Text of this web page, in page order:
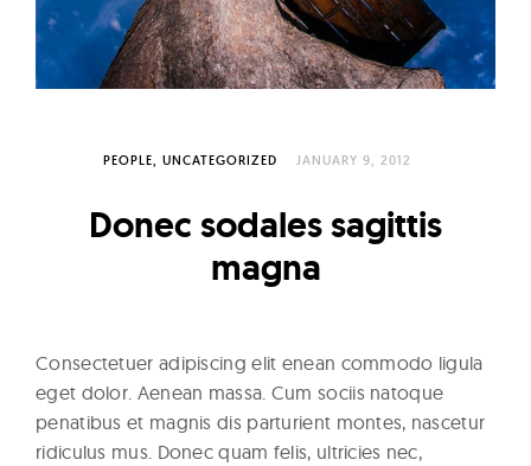
t
u
PEOPLE UNCATEGORIZED JANUARY 9, 2012
Donec sodales sagittis
magna
Consectetuer adipiscing elit enean commodo ligula
eget dolor. Aenean massa. Cum sociis natoque
penatibus et magnis dis parturient montes, nascetur
ridiculus mus. Donec quam felis, ultricies nec,